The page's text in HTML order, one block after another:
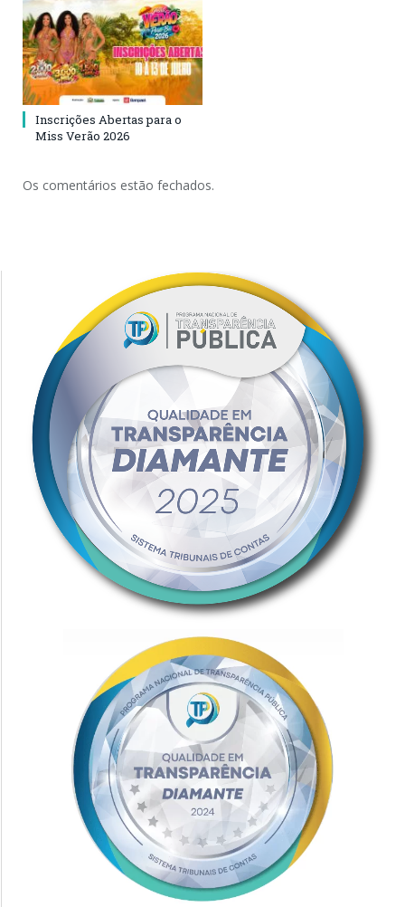
Inscrições Abertas para o
Miss Verão 2026
Os comentários estão fechados.